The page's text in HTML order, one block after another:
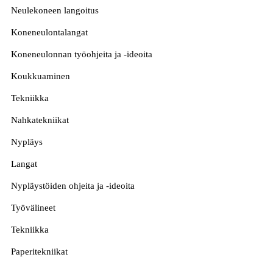
Neulekoneen langoitus
Koneneulontalangat
Koneneulonnan työohjeita ja -ideoita
Koukkuaminen
Tekniikka
Nahkatekniikat
Nypläys
Langat
Nypläystöiden ohjeita ja -ideoita
Työvälineet
Tekniikka
Paperitekniikat